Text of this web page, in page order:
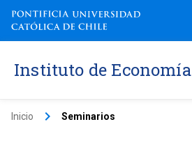
Instituto de Economía
Inicio keyboard_arrow_right Seminarios